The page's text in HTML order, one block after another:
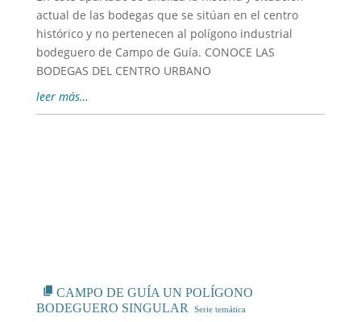
actual de las bodegas que se sitúan en el centro
histórico y no pertenecen al polígono industrial
bodeguero de Campo de Guía. CONOCE LAS
BODEGAS DEL CENTRO URBANO
leer más…
CAMPO DE GUÍA UN POLÍGONO
BODEGUERO SINGULAR